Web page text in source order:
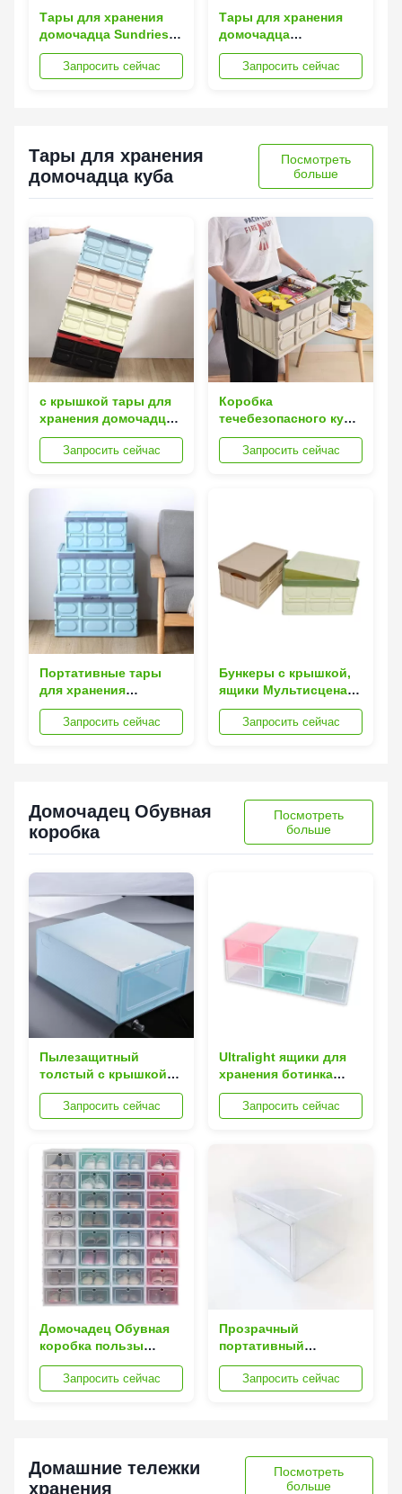
Тары для хранения
домочадца Sundries
пластиковые
Запросить сейчас
Тары для хранения
домочадца
прямоугольного куба
Silk Road Enterprise
Запросить сейчас
Тары для хранения
домочадца куба
Посмотреть
больше
с крышкой тары для
хранения домочадца
куба
Запросить сейчас
Коробка
течебезопасного куба
пластиковая
прямоугольная
Запросить сейчас
Портативные тары
для хранения
домочадца куба
Запросить сейчас
Бункеры с крышкой,
ящики Мультисцена
складные Silk Road
Enterprise прочные
Запросить сейчас
Домочадец Обувная
коробка
Посмотреть
больше
Пылезащитный
толстый с крышкой
домочадец Обувная
коробка складывая
дружелюбное
Запросить сейчас
Ultralight ящики для
хранения ботинка
ясности ODM,
Stackable тары для
Запросить сейчас
Домочадец Обувная
коробка пользы
Мультисцена падает
передний складной
Запросить сейчас
Прозрачный
портативный
магнитный легковес
Обувная коробка
Запросить сейчас
Домашние тележки
хранения
Посмотреть
больше